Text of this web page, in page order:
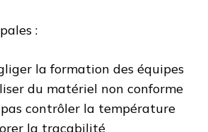
:
la formation des équipes
du matériel non conforme
contrôler la température
la traçabilité